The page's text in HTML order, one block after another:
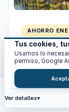
AHORRO
Potencia
cuánta
Cuadro de
W/m², taller
Inicio
Tus cookies,
Usamos lo
permiso, Google
Ver detalles